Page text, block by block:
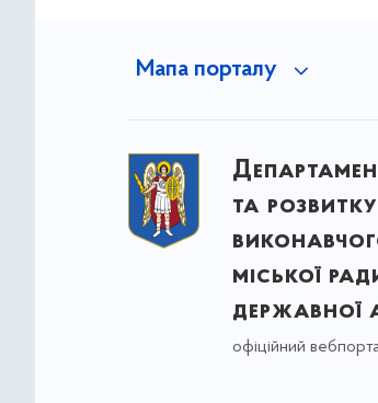
Мапа порталу
та
міської
державної
офіційний